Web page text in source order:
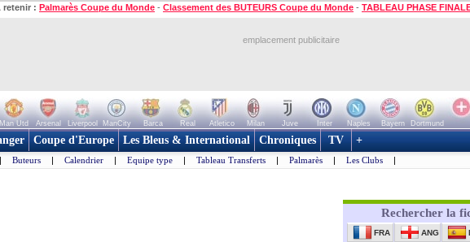
retenir : Palmarès Coupe du Monde - Classement des BUTEURS Coupe du Monde - TABLEAU PHASE
emplacement publicitaire
Man Utd Arsenal Liverpool ManCity Barca Real Atletico Milan Juve Inter Naples Bayern
Dortmund
Coupe d'Europe Les Bleus & International Chroniques TV +
| Buteurs | Calendrier | Equipe type | Tableau Transferts | Palmarès | Les Clubs |